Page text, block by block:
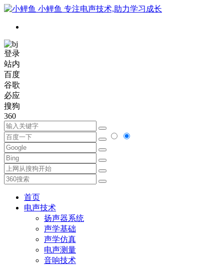
小鲤鱼 专注电声技术,助力学习成长
登录
站内
百度
谷歌
必应
搜狗
360
首页
电声技术
扬声器系统
声学基础
声学仿真
电声测量
音响技术